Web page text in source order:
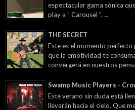
espectacular gama sónica
play a " Carousel ", ...
THE SECRET
Este es el momento perfecto
que la emotividad te
convergerá en nuestros
Swamp Music Players -
Este verano sin duda está
llevarán hacia el cielo. Que